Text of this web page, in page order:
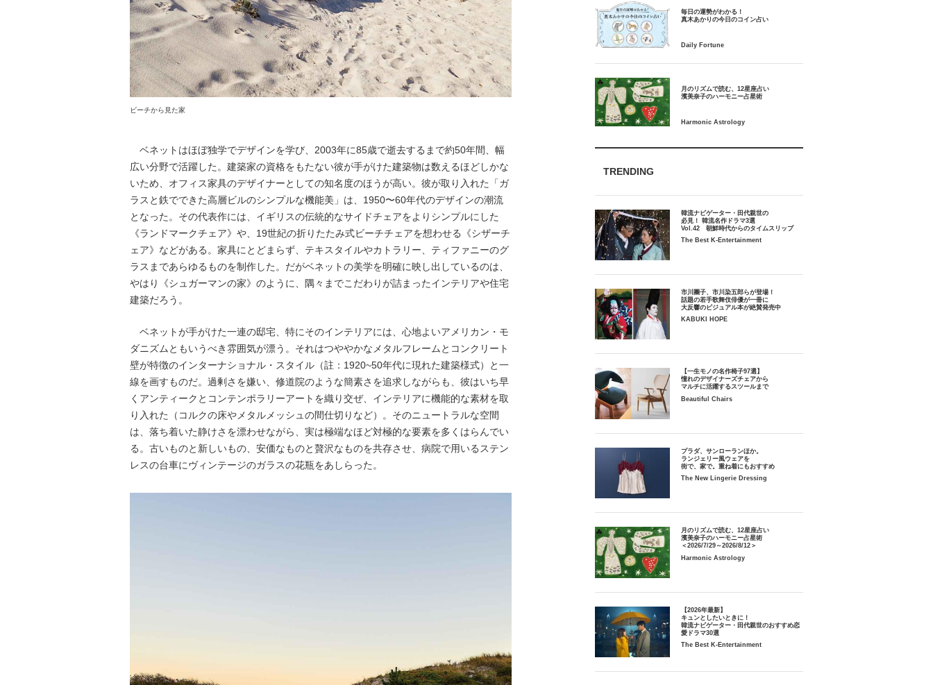
ビーチから見た家
ベネットはほぼ独学でデザインを学び、2003年に85歳で逝去するまで約50年間、幅
広い分野で活躍した。建築家の資格をもたない彼が手がけた建築物は数えるほどしかな
いため、オフィス家具のデザイナーとしての知名度のほうが高い。彼が取り入れた「ガ
ラスと鉄でできた高層ビルのシンプルな機能美」は、1950〜60年代のデザインの潮流
となった。その代表作には、イギリスの伝統的なサイドチェアをよりシンプルにした
《ランドマークチェア》や、19世紀の折りたたみ式ビーチチェアを想わせる《シザーチ
ェア》などがある。家具にとどまらず、テキスタイルやカトラリー、ティファニーのグ
ラスまであらゆるものを制作した。だがベネットの美学を明確に映し出しているのは、
やはり《シュガーマンの家》のように、隅々までこだわりが詰まったインテリアや住宅
建築だろう。
ベネットが手がけた一連の邸宅、特にそのインテリアには、心地よいアメリカン・モ
ダニズムともいうべき雰囲気が漂う。それはつややかなメタルフレームとコンクリート
壁が特徴のインターナショナル・スタイル（註：1920~50年代に現れた建築様式）と一
線を画すものだ。過剰さを嫌い、修道院のような簡素さを追求しながらも、彼はいち早
くアンティークとコンテンポラリーアートを織り交ぜ、インテリアに機能的な素材を取
り入れた（コルクの床やメタルメッシュの間仕切りなど）。そのニュートラルな空間
は、落ち着いた静けさを漂わせながら、実は極端なほど対極的な要素を多くはらんでい
る。古いものと新しいもの、安価なものと贅沢なものを共存させ、病院で用いるステン
レスの台車にヴィンテージのガラスの花瓶をあしらった。
毎日の運勢がわかる！
月のリズムで読む、12星座占い
TRENDING
韓流ナビゲーター・田代親世の
必見！ 韓流名作ドラマ3選
Vol.42 朝鮮時代からのタイムスリップ
The Best K-Entertainment
市川團子、市川染五郎らが登場！
話題の若手歌舞伎俳優が一冊に
大反響のビジュアル本が絶賛発売中
KABUKI HOPE
【一生モノの名作椅子97選】
憧れのデザイナーズチェアから
マルチに活躍するスツールまで
Beautiful Chairs
プラダ、サンローランほか。
ランジェリー風ウェアを
街で、家で。重ね着にもおすすめ
The New Lingerie Dressing
月のリズムで読む、12星座占い
濱美奈子のハーモニー占星術
＜2026/7/29～2026/8/12＞
Harmonic Astrology
【2026年最新】
キュンとしたいときに！
韓流ナビゲーター・田代親世のおすすめ恋
愛ドラマ30選
The Best K-Entertainment